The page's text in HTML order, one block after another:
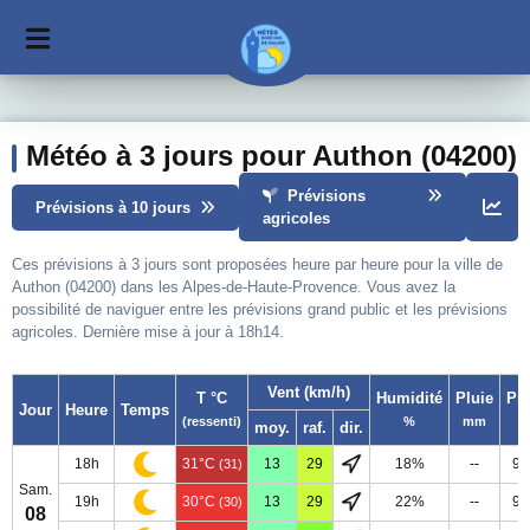
Météo à 3 jours pour Authon (04200)
Prévisions à 10 jours
Prévisions
agricoles
Ces prévisions à 3 jours sont proposées heure par heure pour la ville de
Authon (04200) dans les Alpes-de-Haute-Provence. Vous avez la
possibilité de naviguer entre les prévisions grand public et les prévisions
agricoles. Dernière mise à jour à 18h14.
Jour Heure Temps
T °C
(ressenti)
Vent (km/h) Humidité
%
Pluie
mm
moy. raf. dir.
Sam.
08
18h 31°C (31) 13 29 18% --
19h 30°C (30) 13 29 22% --